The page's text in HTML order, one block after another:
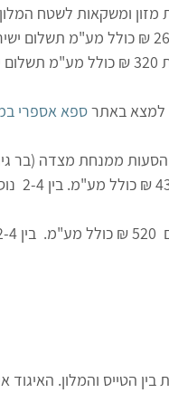
ומשקאות לשטח המלון
למצא באתר ספא אספרי
ממנחת מצדה (בר